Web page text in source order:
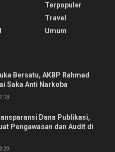
Terpopuler
Travel
Umum
Bersatu, AKBP Rahmad
Saka Anti Narkoba
Dana Publikasi,
Pengawasan dan Audit di